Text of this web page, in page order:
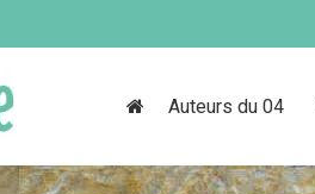
Auteurs du 04